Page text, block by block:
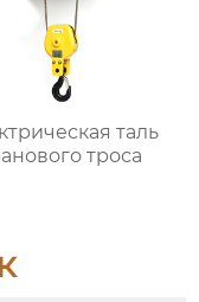
таль
троса